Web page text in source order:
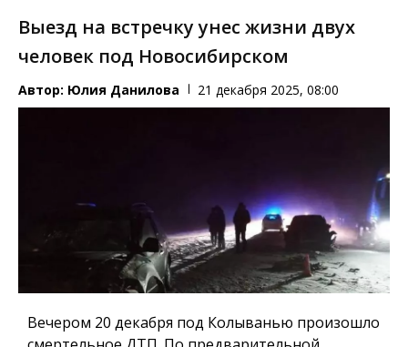
Выезд на встречку унес жизни двух
человек под Новосибирском
Автор: Юлия Данилова 21 декабря 2025, 08:00
Вечером 20 декабря под Колыванью произошло